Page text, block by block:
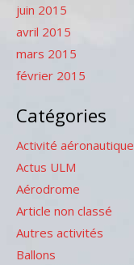
juin 2015
avril 2015
mars 2015
février 2015
Catégories
Activité aéronautique
Actus ULM
Aérodrome
Article non classé
Autres activités
Ballons